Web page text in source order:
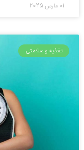
01 مارس 2025
تغذیه و سلامتی